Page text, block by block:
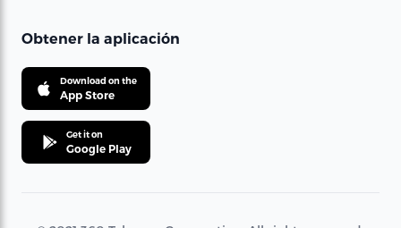
Obtener la aplicación
Download on the
App Store
Get it on
Google Play